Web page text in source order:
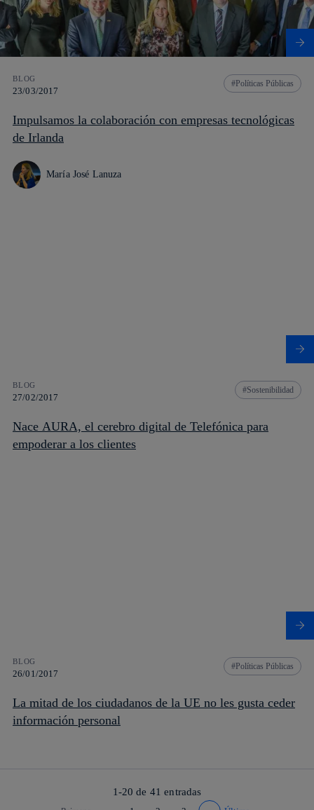
BLOG
23/03/2017
Políticas Públicas
Impulsamos la colaboración con empresas tecnológicas
de Irlanda
María José Lanuza
BLOG
27/02/2017
Sostenibilidad
Nace AURA, el cerebro digital de Telefónica para
empoderar a los clientes
BLOG
26/01/2017
Políticas Públicas
La mitad de los ciudadanos de la UE no les gusta ceder
información personal
1-20 de 41 entradas